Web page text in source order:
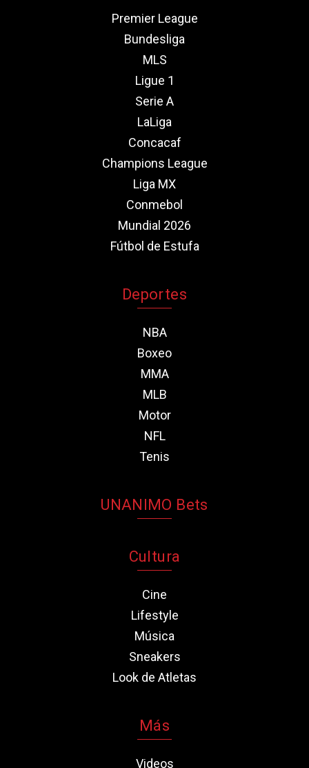
Premier League
Bundesliga
MLS
Ligue 1
Serie A
LaLiga
Concacaf
Champions League
Liga MX
Conmebol
Mundial 2026
Fútbol de Estufa
Deportes
NBA
Boxeo
MMA
MLB
Motor
NFL
Tenis
UNANIMO Bets
Cultura
Cine
Lifestyle
Música
Sneakers
Look de Atletas
Más
Videos